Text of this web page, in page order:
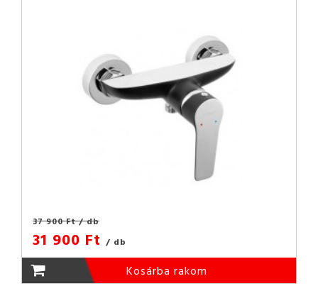
37 900 Ft/ db
31 900 Ft / db
Kosárba rakom